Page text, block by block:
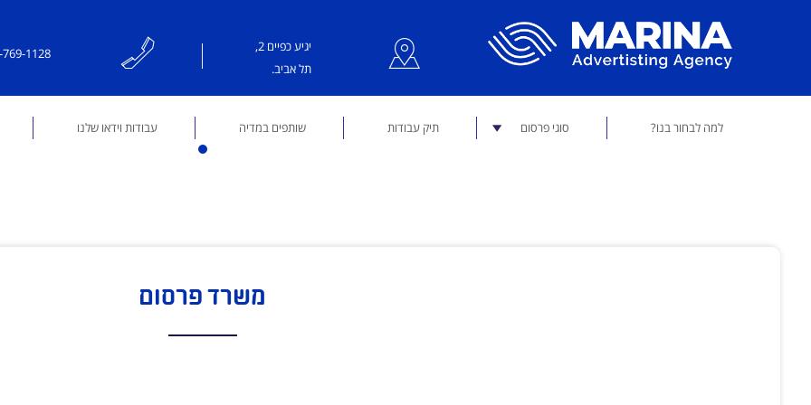
יגיע כפיים 2,
תל אביב.
1128
למה לבחור בנו? סוגי פרסום תיק עבודות שותפים במדיה עבודות וידאו שלנו
משרד פרסום